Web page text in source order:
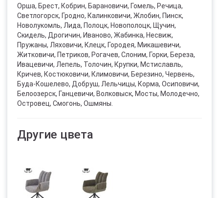
Орша, Брест, Кобрин, Барановичи, Гомель, Речица,
Светлогорск, Гродно, Калинковичи, Жлобин, Пинск,
Новолукомль, Лида, Полоцк, Новополоцк, Щучин,
Скидель, Дрогичин, Иваново, Жабинка, Несвиж,
Пружаны, Ляховичи, Клецк, Городея, Микашевичи,
Житковичи, Петриков, Рогачев, Слоним, Горки, Береза,
Ивацевичи, Лепель, Толочин, Крупки, Мстиславль,
Кричев, Костюковичи, Климовичи, Березино, Червень,
Буда-Кошелево, Добруш, Лельчицы, Корма, Осиповичи,
Белоозерск, Ганцевичи, Волковыск, Мосты, Молодечно,
Островец, Смогонь, Ошмяны.
Другие цвета